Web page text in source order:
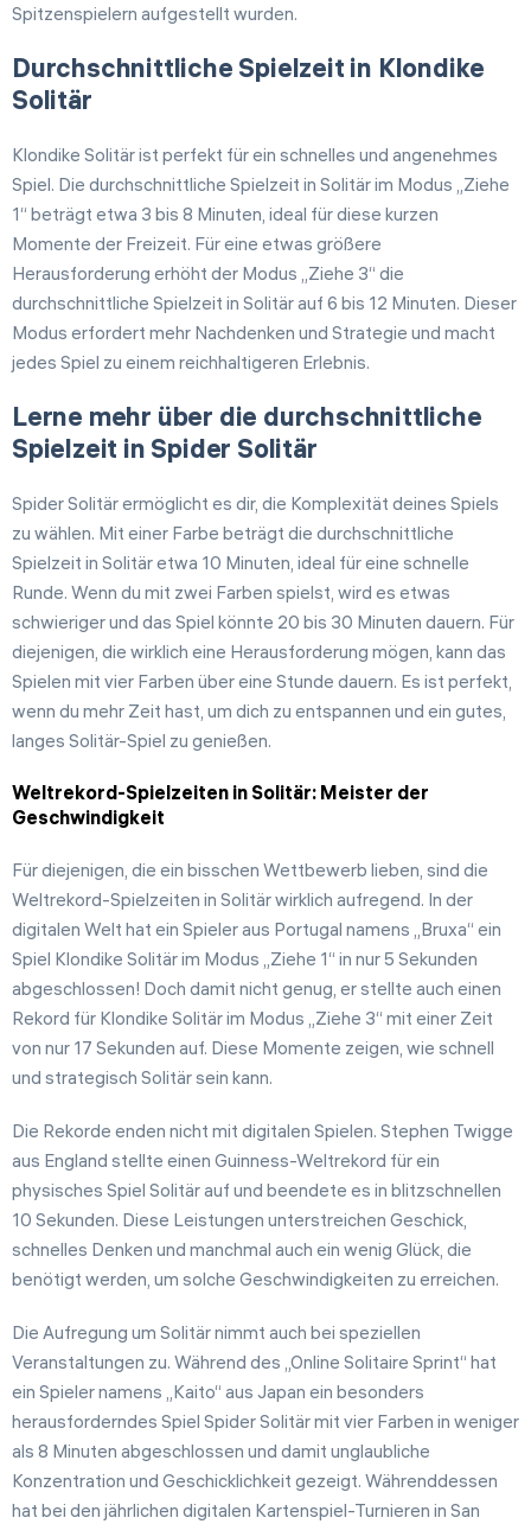
Spitzenspielern aufgestellt wurden.
Durchschnittliche Spielzeit in Klondike
Solitär
Klondike Solitär ist perfekt für ein schnelles und angenehmes
Spiel. Die durchschnittliche Spielzeit in Solitär im Modus „Ziehe
1“ beträgt etwa 3 bis 8 Minuten, ideal für diese kurzen
Momente der Freizeit. Für eine etwas größere
Herausforderung erhöht der Modus „Ziehe 3“ die
durchschnittliche Spielzeit in Solitär auf 6 bis 12 Minuten. Dieser
Modus erfordert mehr Nachdenken und Strategie und macht
jedes Spiel zu einem reichhaltigeren Erlebnis.
Lerne mehr über die durchschnittliche
Spielzeit in Spider Solitär
Spider Solitär ermöglicht es dir, die Komplexität deines Spiels
zu wählen. Mit einer Farbe beträgt die durchschnittliche
Spielzeit in Solitär etwa 10 Minuten, ideal für eine schnelle
Runde. Wenn du mit zwei Farben spielst, wird es etwas
schwieriger und das Spiel könnte 20 bis 30 Minuten dauern. Für
diejenigen, die wirklich eine Herausforderung mögen, kann das
Spielen mit vier Farben über eine Stunde dauern. Es ist perfekt,
wenn du mehr Zeit hast, um dich zu entspannen und ein gutes,
langes Solitär-Spiel zu genießen.
Weltrekord-Spielzeiten in Solitär: Meister der
Geschwindigkeit
Für diejenigen, die ein bisschen Wettbewerb lieben, sind die
Weltrekord-Spielzeiten in Solitär wirklich aufregend. In der
digitalen Welt hat ein Spieler aus Portugal namens „Bruxa“ ein
Spiel Klondike Solitär im Modus „Ziehe 1“ in nur 5 Sekunden
abgeschlossen! Doch damit nicht genug, er stellte auch einen
Rekord für Klondike Solitär im Modus „Ziehe 3“ mit einer Zeit
von nur 17 Sekunden auf. Diese Momente zeigen, wie schnell
und strategisch Solitär sein kann.
Die Rekorde enden nicht mit digitalen Spielen. Stephen Twigge
aus England stellte einen Guinness-Weltrekord für ein
physisches Spiel Solitär auf und beendete es in blitzschnellen
10 Sekunden. Diese Leistungen unterstreichen Geschick,
schnelles Denken und manchmal auch ein wenig Glück, die
benötigt werden, um solche Geschwindigkeiten zu erreichen.
Die Aufregung um Solitär nimmt auch bei speziellen
Veranstaltungen zu. Während des „Online Solitaire Sprint“ hat
ein Spieler namens „Kaito“ aus Japan ein besonders
herausforderndes Spiel Spider Solitär mit vier Farben in weniger
als 8 Minuten abgeschlossen und damit unglaubliche
Konzentration und Geschicklichkeit gezeigt. Währenddessen
hat bei den jährlichen digitalen Kartenspiel-Turnieren in San